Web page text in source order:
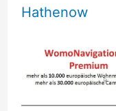
Hathenow